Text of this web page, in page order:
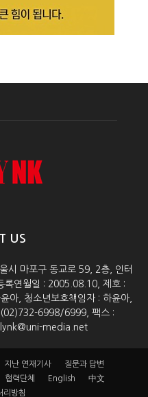
US
시 마포구 동교로 59, 2층, 인터
록연월일 : 2005.08.10, 제호 :
아, 청소년보호책임자 : 하윤아,
6998/6999, 팩스 :
media.net
지난 연재기사
질문과 답변
협력단체 English
中文
리방침